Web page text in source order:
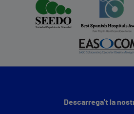
Descarrega't la